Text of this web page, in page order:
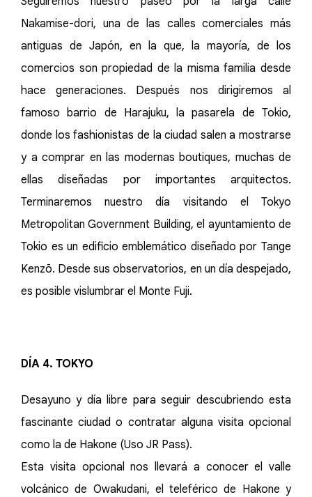
Nakamise-dori, una de las calles comerciales más
antiguas de Japón, en la que, la mayoría, de los
comercios son propiedad de la misma familia desde
hace generaciones. Después nos dirigiremos al
famoso barrio de Harajuku, la pasarela de Tokio,
donde los fashionistas de la ciudad salen a mostrarse
y a comprar en las modernas boutiques, muchas de
ellas diseñadas por importantes arquitectos.
Terminaremos nuestro día visitando el Tokyo
Metropolitan Government Building, el ayuntamiento de
Tokio es un edificio emblemático diseñado por Tange
Kenzō. Desde sus observatorios, en un día despejado,
es posible vislumbrar el Monte Fuji.
DÍA 4. TOKYO
Desayuno y día libre para seguir descubriendo esta
fascinante ciudad o contratar alguna visita opcional
como la de Hakone (Uso JR Pass).
Esta visita opcional nos llevará a conocer el valle
volcánico de Owakudani, el teleférico de Hakone y